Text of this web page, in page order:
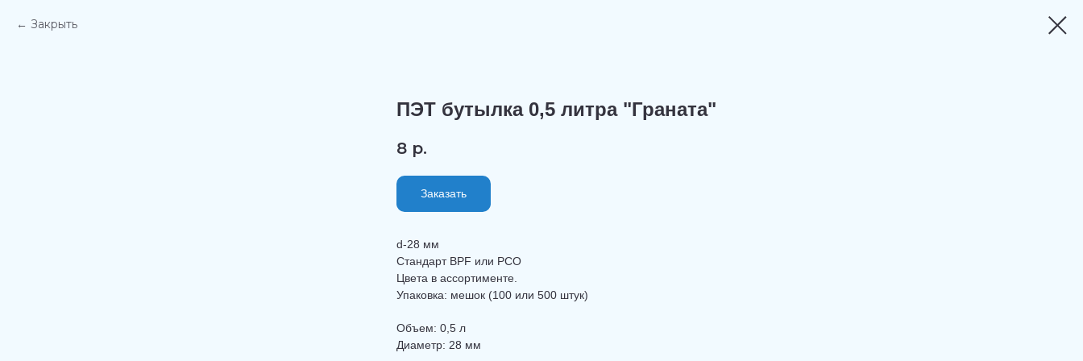
Закрыть
ПЭТ бутылка 0,5 литра "Граната"
8 р.
Заказать
d-28 мм
Стандарт BPF или PCO
Цвета в ассортименте.
Упаковка: мешок (100 или 500 штук)
Объем: 0,5 л
Диаметр: 28 мм